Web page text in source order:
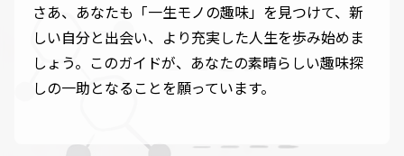
さあ、あなたも「一生モノの趣味」を見つけて、新
しい自分と出会い、より充実した人生を歩み始めま
しょう。このガイドが、あなたの素晴らしい趣味探
しの一助となることを願っています。